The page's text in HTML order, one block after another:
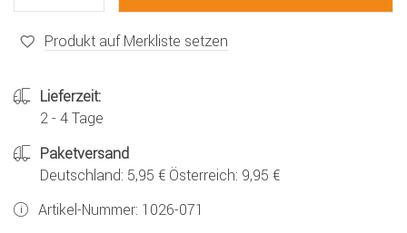
Produkt auf Merkliste setzen
Lieferzeit:
2 - 4 Tage
Paketversand
Deutschland: 5,95 € Österreich: 9,95 €
Artikel-Nummer: 1026-071